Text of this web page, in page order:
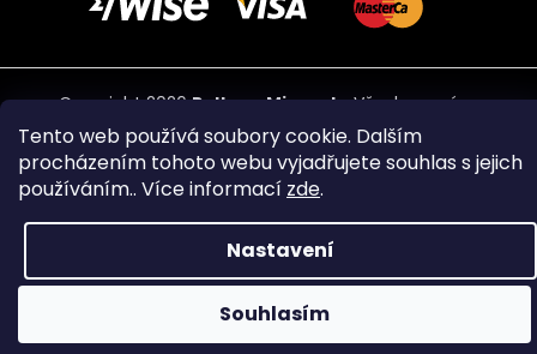
Tento web používá soubory cookie. Dalším
procházením tohoto webu vyjadřujete souhlas s jejich
používáním.. Více informací zde.
Nastavení
Souhlasím
Copyright 2026PeltramMinerals. Všechna práva
vyhrazena.